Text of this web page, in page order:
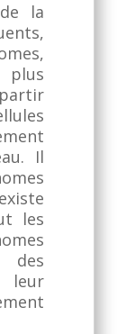
la
plus
Il
les
des